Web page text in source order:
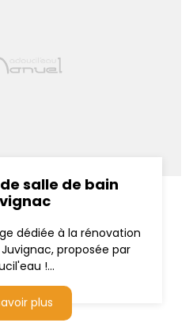
salle de bain
dédiée à la rénovation
proposée par
!...
plus